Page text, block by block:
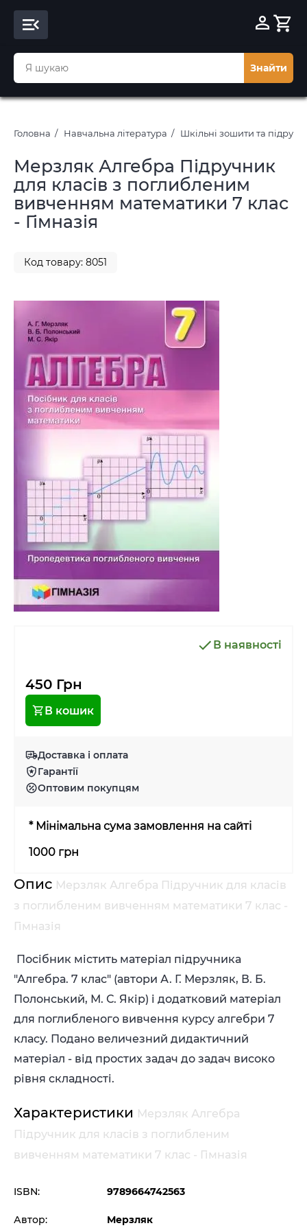
Знайти
Головна Навчальна література Шкільні зошити та
Мерзляк Алгебра Підручник
для класів з поглибленим
вивченням математики 7 клас
- Гімназія
Код товару: 8051
В наявності
450 Грн
В кошик
Доставка і оплата
Гарантії
Оптовим покупцям
* Мінімальна сума замовлення на сайті
1000 грн
Опис Мерзляк Алгебра Підручник для класів
з поглибленим вивченням математики 7 клас -
Гімназія
Посібник містить матеріал підручника
"Алгебра. 7 клас" (автори А. Г. Мерзляк, В. Б.
Полонський, М. С. Якір) і додатковий матеріал
для поглибленого вивчення курсу алгебри 7
класу. Подано величезний дидактичний
матеріал - від простих задач до задач високо
рівня складності.
Характеристики Мерзляк Алгебра
Підручник для класів з поглибленим
вивченням математики 7 клас - Гімназія
ISBN: 9789664742563
Автор: Мерзляк